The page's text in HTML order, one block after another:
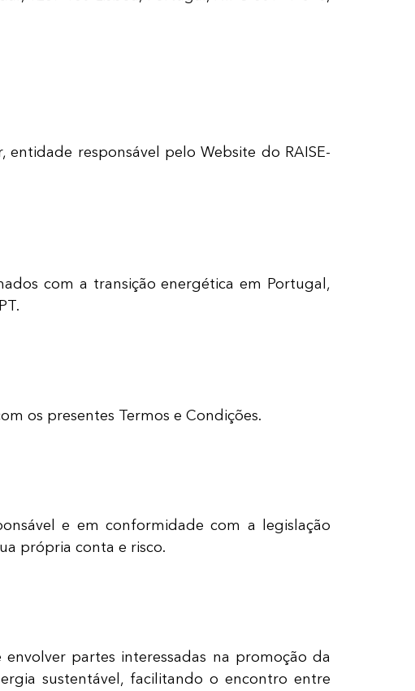
entidade responsável pelo Website do RAISE-
com a transição energética em Portugal,
os presentes Termos e Condições.
e em conformidade com a legislação
própria conta e risco.
partes interessadas na promoção da
sustentável, facilitando o encontro entre